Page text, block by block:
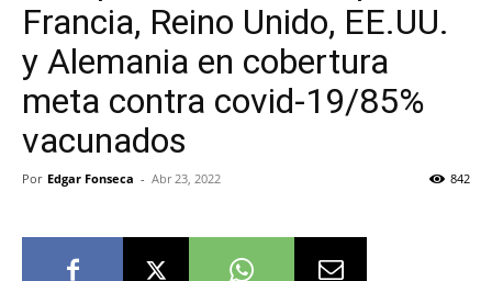
Francia, Reino Unido, EE.UU.
y Alemania en cobertura
meta contra covid-19/85%
vacunados
Por Edgar Fonseca - Abr 23, 2022 842